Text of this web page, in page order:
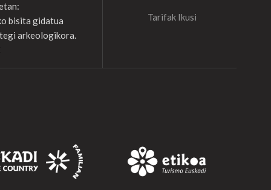
bisita gidatua
arkeologikora.
Tarifak Ikusi